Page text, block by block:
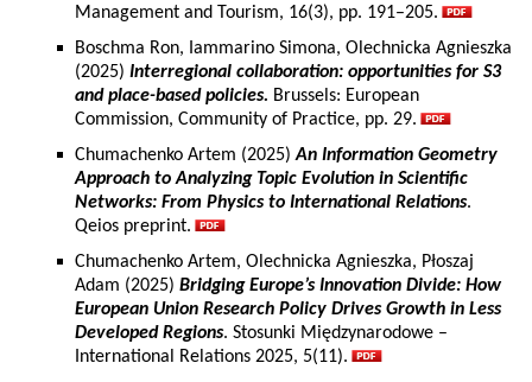
Management and Tourism, 16(3), pp. 191–205.
Boschma Ron, Iammarino Simona, Olechnicka Agnieszka
(2025) Interregional collaboration: opportunities for S3
and place-based policies. Brussels: European
Commission, Community of Practice, pp. 29.
Chumachenko Artem (2025)An Information Geometry
Approach to Analyzing Topic Evolution in Scientific
Networks: From Physics to International Relations.
Qeios preprint.
Chumachenko Artem, Olechnicka Agnieszka, Płoszaj
Adam (2025) Bridging Europe’s Innovation Divide: How
European Union Research Policy Drives Growth in Less
Developed Regions. Stosunki Międzynarodowe –
International Relations 2025, 5(11).